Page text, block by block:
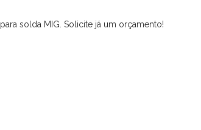
solda MIG. Solicite já um orçamento!